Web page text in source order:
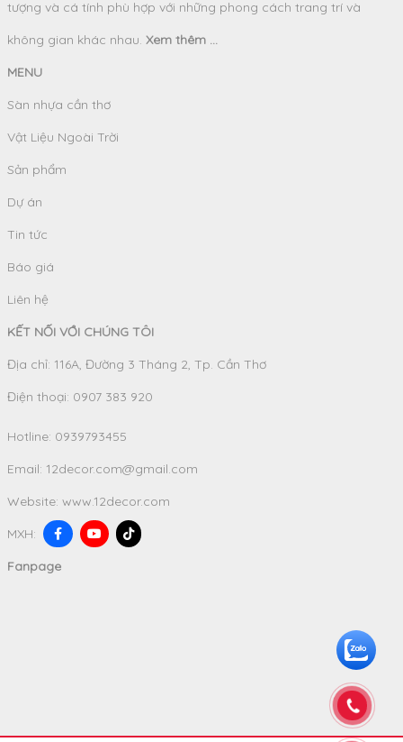
tượng và cá tính phù hợp với những phong cách trang trí và
không gian khác nhau. Xem thêm ...
MENU
Sàn nhựa cần thơ
Vật Liệu Ngoài Trời
Sản phẩm
Dự án
Tin tức
Báo giá
Liên hệ
KẾT NỐI VỚI CHÚNG TÔI
Địa chỉ: 116A, Đường 3 Tháng 2, Tp. Cần Thơ
Điện thoại: 0907 383 920
Hotline: 0939793455
Email: 12decor.com@gmail.com
Website: www.12decor.com
MXH:
Fanpage